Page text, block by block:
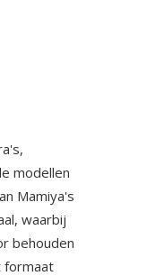
modellen
Mamiya's
waarbij
behouden
formaat